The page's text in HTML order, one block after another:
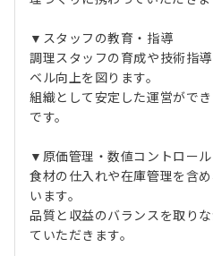
▼スタッフの教育・指導
調理スタッフの育成や技術指
ベル向上を図ります。
組織として安定した運営がで
です。
▼原価管理・数値コントロール
食材の仕入れや在庫管理を含
います。
品質と収益のバランスを取り
ていただきます。